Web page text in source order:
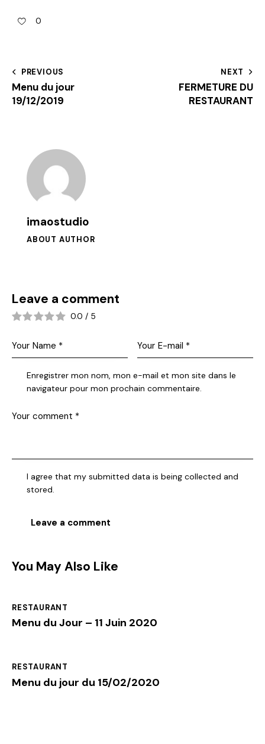
0
PREVIOUS
Menu du jour
19/12/2019
NEXT
FERMETURE DU
RESTAURANT
imaostudio
ABOUT AUTHOR
Leave a comment
0.0 / 5
Enregistrer mon nom, mon e-mail et mon site dans le
navigateur pour mon prochain commentaire.
I agree that my submitted data is being collected and
stored.
You May Also Like
RESTAURANT
Menu du Jour – 11 Juin 2020
RESTAURANT
Menu du jour du 15/02/2020